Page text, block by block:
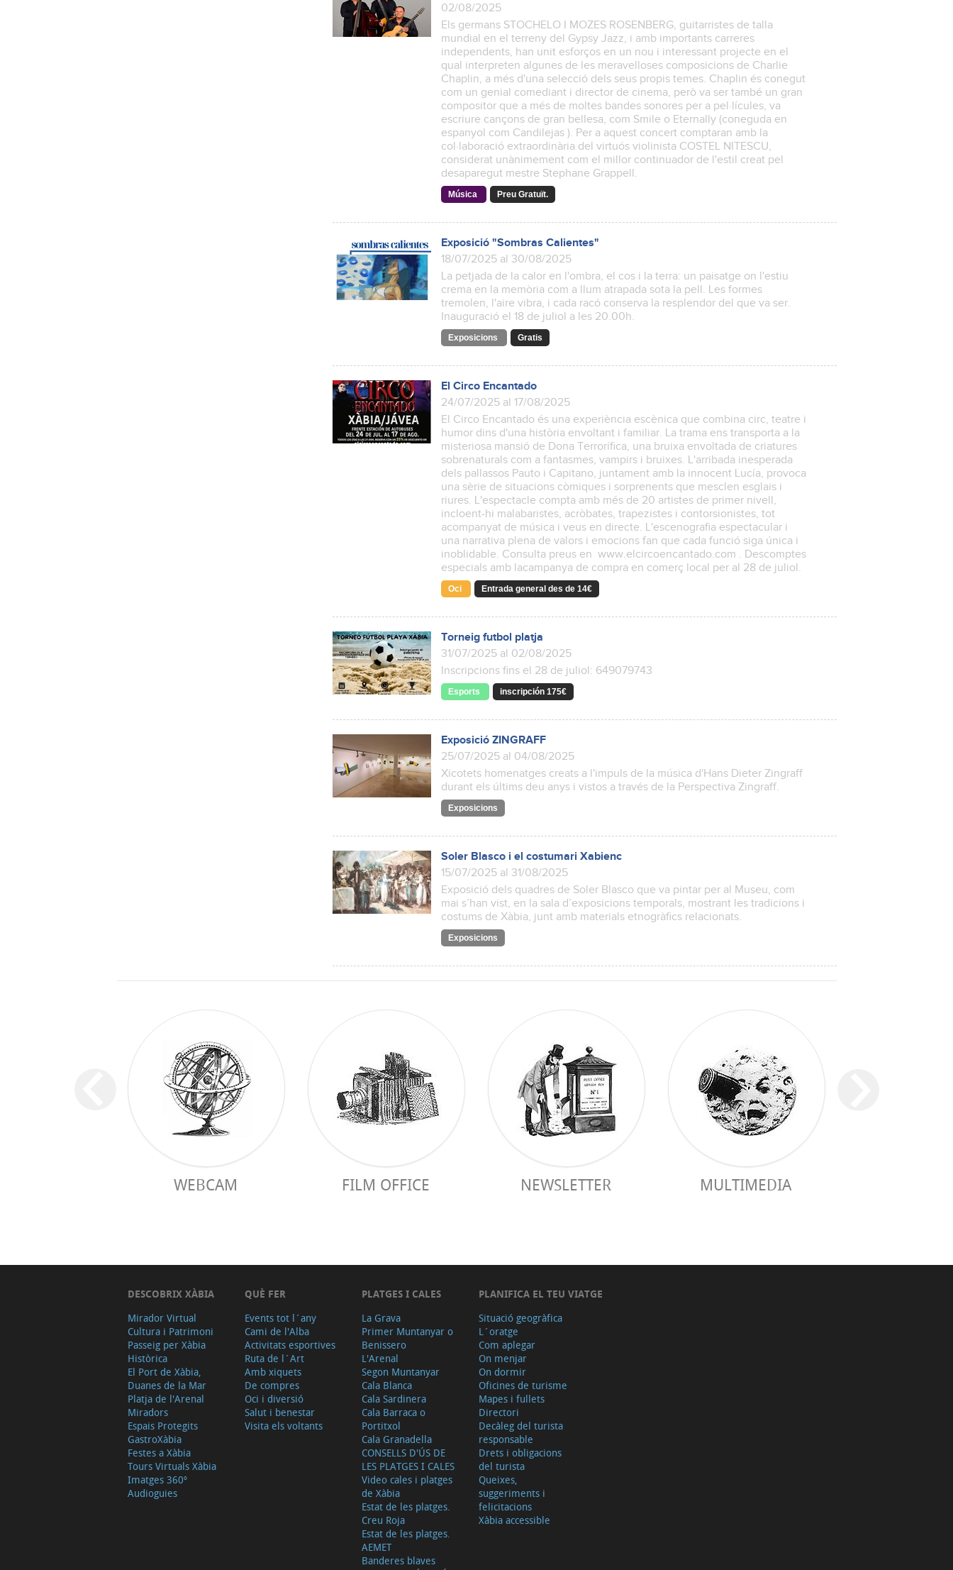
02/08/2025
Els germans STOCHELO I MOZES ROSENBERG, guitarristes de talla
mundial en el terreny del Gypsy Jazz, i amb importants carreres
independents, han unit esforços en un nou i interessant projecte en el
qual interpreten algunes de les meravelloses composicions de Charlie
Chaplin, a més d'una selecció dels seus propis temes. Chaplin és conegut
com un genial comediant i director de cinema, però va ser també un gran
compositor que a més de moltes bandes sonores per a pel·lícules, va
escriure cançons de gran bellesa, com Smile o Eternally (coneguda en
espanyol com Candilejas ). Per a aquest concert comptaran amb la
col·laboració extraordinària del virtuós violinista COSTEL NITESCU,
considerat unànimement com el millor continuador de l'estil creat pel
desaparegut mestre Stephane Grappell.
Música Preu Gratuït.
Exposició "Sombras Calientes"
18/07/2025 al 30/08/2025
La petjada de la calor en l'ombra, el cos i la terra: un paisatge on l'estiu
crema en la memòria com a llum atrapada sota la pell. Les formes
tremolen, l'aire vibra, i cada racó conserva la resplendor del que va ser.
Inauguració el 18 de juliol a les 20.00h.
Exposicions Gratis
El Circo Encantado
24/07/2025 al 17/08/2025
El Circo Encantado és una experiència escènica que combina circ, teatre i
humor dins d'una història envoltant i familiar. La trama ens transporta a la
misteriosa mansió de Dona Terrorífica, una bruixa envoltada de criatures
sobrenaturals com a fantasmes, vampirs i bruixes. L'arribada inesperada
dels pallassos Pauto i Capitano, juntament amb la innocent Lucía, provoca
una sèrie de situacions còmiques i sorprenents que mesclen esglais i
riures. L'espectacle compta amb més de 20 artistes de primer nivell,
incloent-hi malabaristes, acròbates, trapezistes i contorsionistes, tot
acompanyat de música i veus en directe. L'escenografia espectacular i
una narrativa plena de valors i emocions fan que cada funció siga única i
inoblidable. Consulta preus en www.elcircoencantado.com . Descomptes
especials amb lacampanya de compra en comerç local per al 28 de juliol.
Oci Entrada general des de 14€
Torneig futbol platja
31/07/2025 al 02/08/2025
Inscripcions fins el 28 de juliol: 649079743
Esports inscripción 175€
Exposició ZINGRAFF
25/07/2025 al 04/08/2025
Xicotets homenatges creats a l'impuls de la música d'Hans Dieter Zingraff
durant els últims deu anys i vistos a través de la Perspectiva Zingraff.
Exposicions
Soler Blasco i el costumari Xabienc
15/07/2025 al 31/08/2025
Exposició dels quadres de Soler Blasco que va pintar per al Museu, com
mai s’han vist, en la sala d’exposicions temporals, mostrant les tradicions i
costums de Xàbia, junt amb materials etnogràfics relacionats.
Exposicions
WEBCAM FILM OFFICE NEWSLETTER MULTIMEDIA
DESCOBRIX XÀBIA
Mirador Virtual
Cultura i Patrimoni
Passeig per Xàbia
Històrica
El Port de Xàbia,
Duanes de la Mar
Platja de l'Arenal
Miradors
Espais Protegits
GastroXàbia
Festes a Xàbia
Tours Virtuals Xàbia
Imatges 360º
Audioguies
QUÈ FER
Events tot l´any
Cami de l'Alba
Activitats esportives
Ruta de l´Art
Amb xiquets
De compres
Oci i diversió
Salut i benestar
Visita els voltants
PLATGES I CALES
La Grava
Primer Muntanyar o
Benissero
L'Arenal
Segon Muntanyar
Cala Blanca
Cala Sardinera
Cala Barraca o
Portitxol
Cala Granadella
CONSELLS D'ÚS DE
LES PLATGES I CALES
Video cales i platges
de Xàbia
Estat de les platges.
Creu Roja
Estat de les platges.
AEMET
Banderes blaves
PLANIFICA EL TEU VIATGE
Situació geogràfica
L´oratge
Com aplegar
On menjar
On dormir
Oficines de turisme
Mapes i fullets
Directori
Decàleg del turista
responsable
Drets i obligacions
del turista
Queixes,
suggeriments i
felicitacions
Xàbia accessible